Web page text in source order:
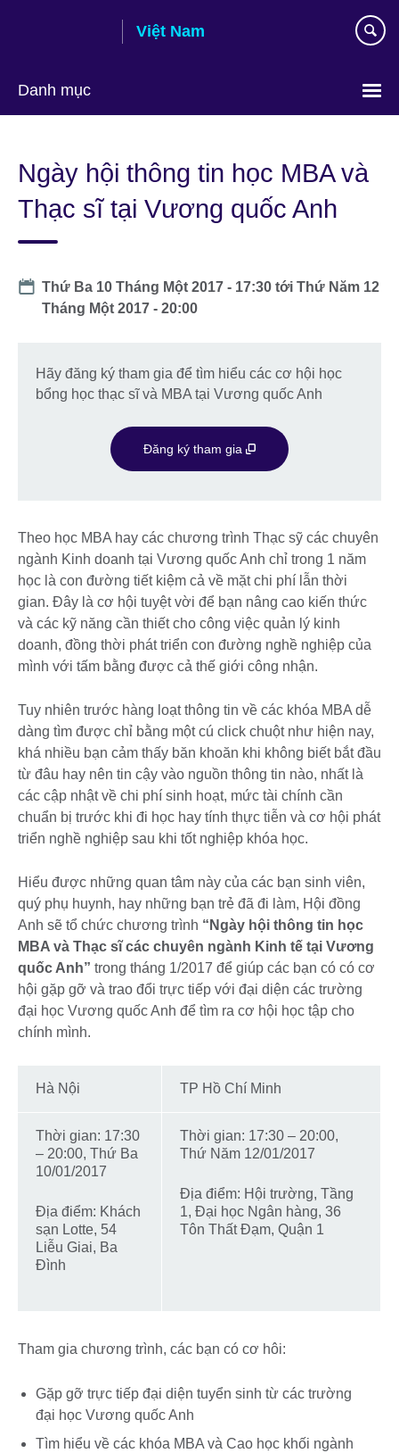
Việt Nam
Danh mục
language
Ngày hội thông tin học MBA và
Thạc sĩ tại Vương quốc Anh
Date
Thứ Ba 10 Tháng Một 2017 - 17:30 tớiThứ Năm 12
Tháng Một 2017 - 20:00
Hãy đăng ký tham gia để tìm hiểu các cơ hội học
bổng học thạc sĩ và MBA tại Vương quốc Anh
Đăng ký tham gia
Theo học MBA hay các chương trình Thạc sỹ các chuyên
ngành Kinh doanh tại Vương quốc Anh chỉ trong 1 năm
học là con đường tiết kiệm cả về mặt chi phí lẫn thời
gian. Đây là cơ hội tuyệt vời để bạn nâng cao kiến thức
và các kỹ năng cần thiết cho công việc quản lý kinh
doanh, đồng thời phát triển con đường nghề nghiệp của
mình với tấm bằng được cả thế giới công nhận.
Tuy nhiên trước hàng loạt thông tin về các khóa MBA dễ
dàng tìm được chỉ bằng một cú click chuột như hiện nay,
khá nhiều bạn cảm thấy băn khoăn khi không biết bắt đầu
từ đâu hay nên tin cậy vào nguồn thông tin nào, nhất là
các cập nhật về chi phí sinh hoạt, mức tài chính cần
chuẩn bị trước khi đi học hay tính thực tiễn và cơ hội phát
triển nghề nghiệp sau khi tốt nghiệp khóa học.
Hiểu được những quan tâm này của các bạn sinh viên,
quý phụ huynh, hay những bạn trẻ đã đi làm, Hội đồng
Anh sẽ tổ chức chương trình “Ngày hội thông tin học
MBA và Thạc sĩ các chuyên ngành Kinh tế tại Vương
quốc Anh” trong tháng 1/2017 để giúp các bạn có có cơ
hội gặp gỡ và trao đổi trực tiếp với đại diện các trường
đại học Vương quốc Anh để tìm ra cơ hội học tập cho
chính mình.
Hà Nội TP Hồ Chí Minh
Thời gian: 17:30
– 20:00, Thứ Ba
10/01/2017
Địa điểm: Khách
sạn Lotte, 54
Liễu Giai, Ba
Đình
Thời gian: 17:30 – 20:00,
Thứ Năm 12/01/2017
Địa điểm: Hội trường, Tầng
1, Đại học Ngân hàng, 36
Tôn Thất Đạm, Quận 1
Tham gia chương trình, các bạn có cơ hôi:
Gặp gỡ trực tiếp đại diện tuyển sinh từ các trường
đại học Vương quốc Anh
Tìm hiểu về các khóa MBA và Cao học khối ngành